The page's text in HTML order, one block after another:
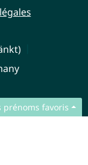
prénoms favoris